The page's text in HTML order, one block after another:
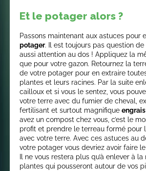
Et le potager alors ?
Passons maintenant aux astuces pour
potager. Il est toujours pas question
aussi attention au dos ! Appliquez la
que pour votre gazon. Retournez la
de votre potager pour en extraire
plantes et leurs racines. Par la suite
cailloux et si vous le sentez, vous
votre terre avec du fumier de cheval,
fertilisant et surtout magnifique
avez un compost chez vous, c’est le
profit et prendre le terreau formé pour
avec votre terre. Avec ces astuces au
votre potager vous devriez avoir faire
Il ne vous restera plus qu’à enlever à
plantes qui pousseront autour de vos